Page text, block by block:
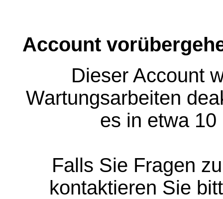
Account
Dieser Account
Wartungsarbeiten
es in etwa
Falls Sie Fragen
kontaktieren Sie